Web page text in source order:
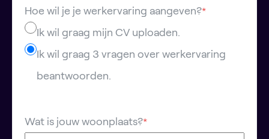
Hoe wil je je werkervaring aangeven?*
Ik wil graag mijn CV uploaden.
Ik wil graag 3 vragen over werkervaring
beantwoorden.
Wat is jouw woonplaats?*